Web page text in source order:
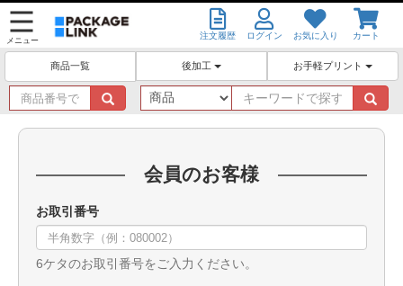
メニュー 注文履歴 ログイン お気に入り カート
商品一覧 後加工 お手軽プリント
商
品
番
キ
ー
ワ
会員のお客様
お取引番号
6ケタのお取引番号をご入力ください。